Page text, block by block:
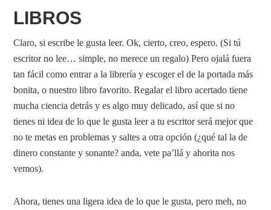
LIBROS
Claro, si escribe le gusta leer. Ok, cierto, creo, espero. (Si tú
escritor no lee… simple, no merece un regalo) Pero ojalá fuera
tan fácil como entrar a la librería y escoger el de la portada más
bonita, o nuestro libro favorito. Regalar el libro acertado tiene
mucha ciencia detrás y es algo muy delicado, así que si no
tienes ni idea de lo que le gusta leer a tu escritor será mejor que
no te metas en problemas y saltes a otra opción (¿qué tal la de
dinero constante y sonante? anda, vete pa’llá y ahorita nos
vemos).
Ahora, tienes una ligera idea de lo que le gusta, pero meh, no